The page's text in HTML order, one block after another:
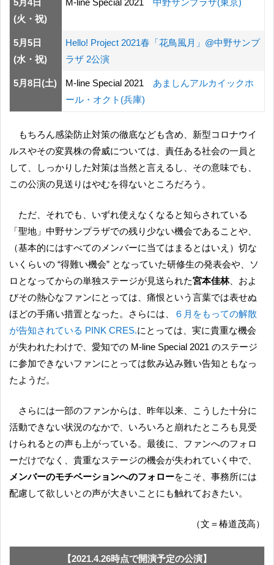
(火・祝)
5月5日
(水・祝)
Hello! Project 2021春「花鳥風月」@中野サンプ
ラザ 2公演
5月8日(土) M-line Special 2021 あましんアルカイックホ
ール・オクト(兵庫)
もちろん感染防止対策の徹底なども含め、新型コロナウイ
ルスやその変異株の脅威については、責任ある社会の一員と
して、しっかりした対策は当然と言えるし、その意味でも、
この公演の見送りはやむを得ないところだろう。
ただ、それでも、いずれ使えなくなると知らされている
「聖地」中野サンプラザでの残り少ない機会であることや、
（基本的にはすべてのメンバーに当てはまるとはいえ）切な
いくらいの “得難い機会” となっていた研修生の発表会や、ソ
ロとなってからの単独ステージが見送られた宮本佳林、およ
びその熱心なファンにとっては、痛恨という言葉では表せぬ
ほどの手痛い措置となった。さらには、
６月をもっての解散
が告知されている PINK CRES.にとっては、実に貴重な機会
が失われたわけで、愛知での M-line Special 2021 のステージ
に参加できないファンにとっては飲み込み難い告知ともなっ
たようだ。
さらには一部のファンからは、昨年以来、こうした十分に
活動できない状況のなかで、いろいろと崩れたところも見受
けられるとの声も上がっている。最後に、ファンへのフォロ
ーだけでなく、貴重なステージの機会が失われていく中で、
メンバーのモチベーションへのフォローをこそ、事務所には
配慮して欲しいとの声が大きいことにも触れておきたい。
（文＝椿道茂高）
【2021.4.26時点で開演予定の公演】